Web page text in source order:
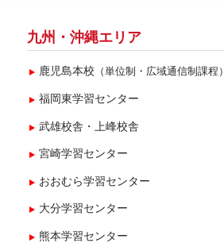
九州・沖縄エリア
鹿児島本校 （単位制・広域通信制課程）
福岡東学習センター
武雄校舎・上峰校舎
宮崎学習センター
おおむら学習センター
大分学習センター
熊本学習センター